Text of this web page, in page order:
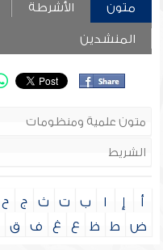
متون الأشرطة
المنشدين
أ إ ا ب ت ث ج ح
ض
ط ظ ع غ ف ق